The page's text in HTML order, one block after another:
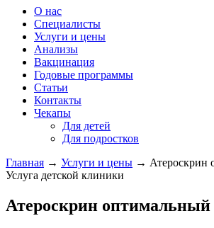
О нас
Специалисты
Услуги и цены
Анализы
Вакцинация
Годовые программы
Статьи
Контакты
Чекапы
Для детей
Для подростков
Главная → Услуги и цены → Атероскрин
Услуга детской клиники
Атероскрин оптимальный